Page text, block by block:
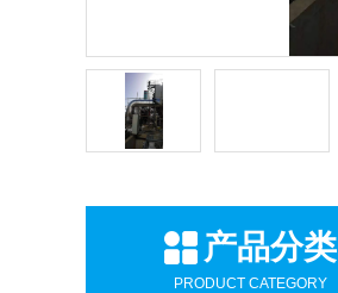
产品分类
PRODUCT CATEGORY